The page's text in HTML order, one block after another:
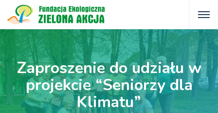
Zaproszenie do udziału w
projekcie “Seniorzy dla
Klimatu”